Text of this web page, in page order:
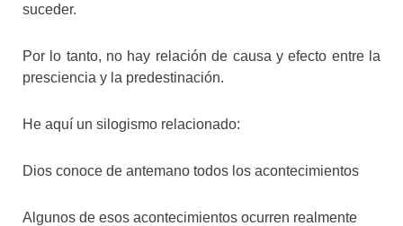
suceder.
Por lo tanto, no hay relación de causa y efecto entre la
presciencia y la predestinación.
He aquí un silogismo relacionado:
Dios conoce de antemano todos los acontecimientos
Algunos de esos acontecimientos ocurren realmente